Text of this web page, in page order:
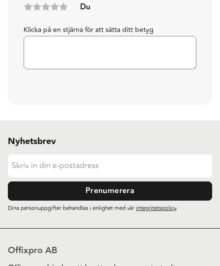
Du
Klicka på en stjärna för att sätta ditt betyg
Nyhetsbrev
Prenumerera
Dina personuppgifter behandlas i enlighet med vårintegritetspolicy.
Offixpro AB